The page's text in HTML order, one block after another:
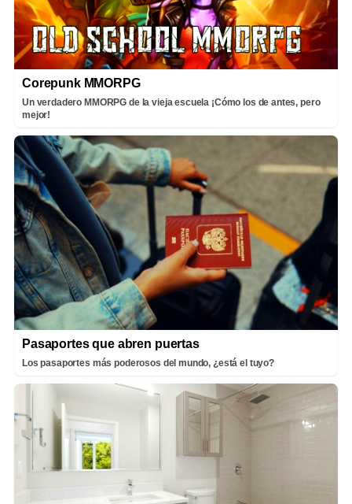
Corepunk MMORPG
Un verdadero MMORPG de la vieja escuela ¡Cómo los de antes, pero
mejor!
Pasaportes que abren puertas
Los pasaportes más poderosos del mundo, ¿está el tuyo?